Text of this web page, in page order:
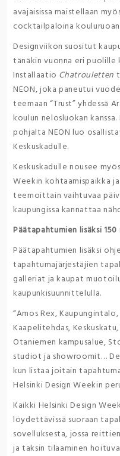
avajaisissa maistellaan
cocktailpaloina
Designviikon suositut
tänäkin vuonna eri puolille
Installaatio Chatrouletten
NEON, joka paneutui
teemaan “Trust” yhdessä
koulun nelosluokan
pohjalta NEON luo
Keskuskadulle.
Keskuskadulle nousee
Weekin kohtaamispaikka
teemoittain vaihtuvaa
kaupungissa kannattaa
Päätapahtumien lisäksi
Päätapahtumien lisäksi
tapahtumajärjestäjien
galleriat ja kaupat
kaupunkisuunnittelulla.
“Amos Rex,
Kaapelitehdas,
Otaniemen kampusalue,
studiot ja showroomit…
kun listaa joitain
Helsinki Design Weekin
Kaikki Helsinki Design
löydettävissä suoraan
sovelluksesta, jossa
ja taksin tilaaminen